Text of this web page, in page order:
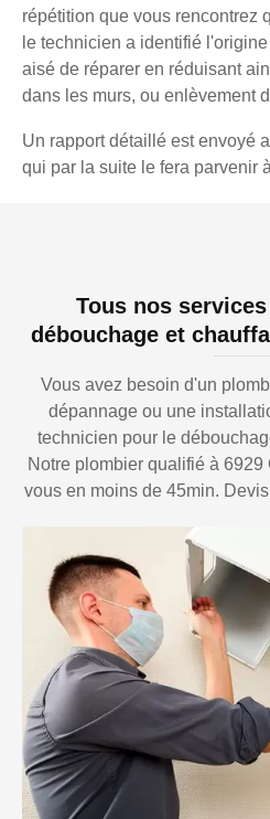
répétition que vous rencontrez
le technicien a identifié
aisé de réparer en réduisant
dans les murs, ou enlèvement
Un rapport détaillé est envoyé
qui par la suite le fera parvenir
Tous nos
débouchage et
Vous avez besoin d'un
dépannage ou une
technicien pour le
Notre plombier qualifié à
vous en moins de 45min.